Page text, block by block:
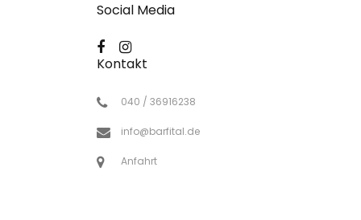
Social Media
Kontakt
040 / 36916238
info@barfital.de
Anfahrt